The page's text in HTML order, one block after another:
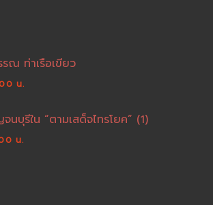
ณ ท่าเรือเขียว
น.
บุรีใน “ตามเสด็จไทรโยค” (1)
น.